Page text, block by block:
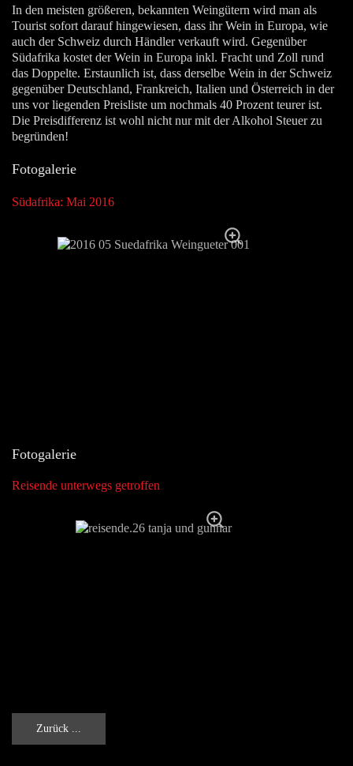
In den meisten größeren, bekannten Weingütern wird man als
Tourist sofort darauf hingewiesen, dass ihr Wein in Europa, wie
auch der Schweiz durch Händler verkauft wird. Gegenüber
Südafrika kostet der Wein in Europa inkl. Fracht und Zoll rund
das Doppelte. Erstaunlich ist, dass derselbe Wein in der Schweiz
gegenüber Deutschland, Frankreich, Italien und Österreich in der
uns vor liegenden Preisliste um nochmals 40 Prozent teurer ist.
Die Preisdifferenz ist wohl nicht nur mit der Alkohol Steuer zu
begründen!
Fotogalerie
Südafrika: Mai 2016
Fotogalerie
Reisende unterwegs getroffen
Zurück ...